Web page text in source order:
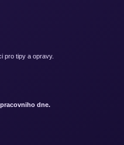
pro tipy a opravy.
dne.